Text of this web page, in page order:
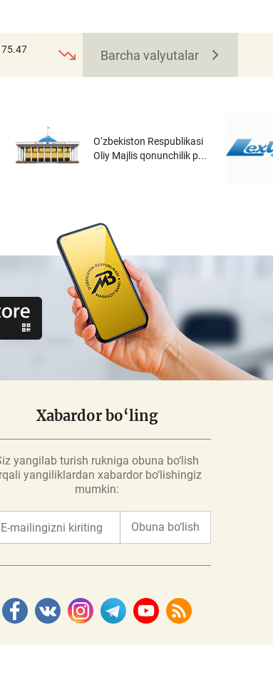
75.47
Barcha valyutalar
O‘zbekiston Respublikasi
Oliy Majlis qonunchilik p...
Xabardor bo‘ling
yangilab turish rukniga obuna bo‘lish
yangiliklardan xabardor bo‘lishingiz
mumkin:
Obuna bo‘lish